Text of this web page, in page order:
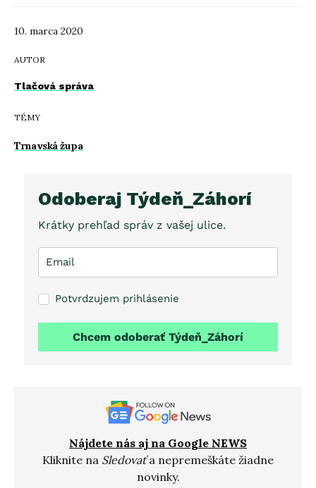
10. marca 2020
AUTOR
Tlačová správa
TÉMY
Trnavská župa
Odoberaj Týdeň_Záhorí
Krátky prehľad správ z vašej ulice.
Potvrdzujem prihlásenie
Chcem odoberať Týdeň_Záhorí
Nájdete nás aj na Google NEWS
Kliknite na Sledovaťa nepremeškáte žiadne
novinky.